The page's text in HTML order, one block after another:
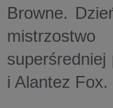
Browne.
superśredniej
i Alantez Fox.